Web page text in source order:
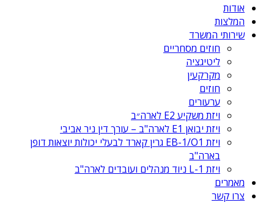
אודות
המלצות
שירותי המשרד
חוזים מסחריים
ליטיגציה
מקרקעין
חוזים
ערעורים
ויזת משקיע E2 לארה״ב
ויזת יבואן E1 לארה"ב – עורך דין ניר אביבי
ויזת EB-1/O1 גרין קארד לבעלי יכולות יוצאות דופן
בארה"ב
ויזת L-1 ניוד מנהלים ועובדים לארה"ב
מאמרים
צרו קשר